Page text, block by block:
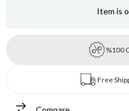
Item is
%100
Free